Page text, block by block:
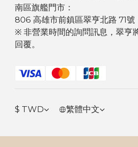
南區旗艦門市：
806 高雄市前鎮區翠亨
※ 非營業時間的詢問訊息，翠亨
回覆。
$ TWD 繁體中文